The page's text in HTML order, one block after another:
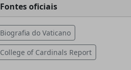
Fontes oficiais
Biografia do Vaticano
College of Cardinals Report